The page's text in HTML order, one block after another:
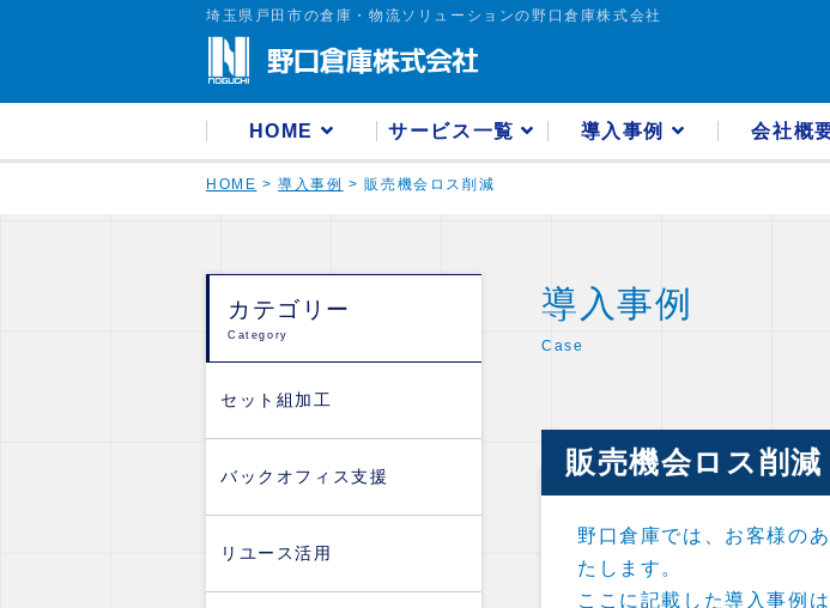
埼玉県戸田市の倉庫・物流ソリューションの野口倉庫株式会社
HOME サービス一覧 導入事例 会社概
HOME >導入事例 >販売機会ロス削減
導入事例
Case
販売機会ロス削
野口倉庫では、お客様の
たします。
ここに記載した導入事例
カテゴリー
Category
セット組加工
バックオフィス支援
リユース活用